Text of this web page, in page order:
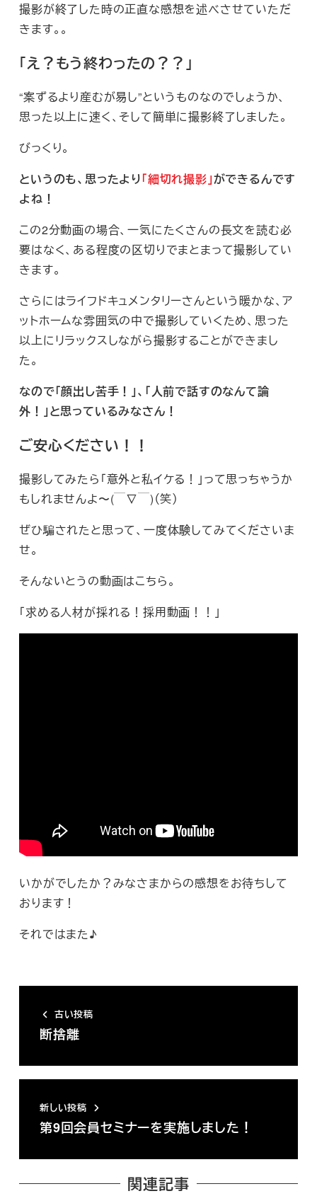
撮影が終了した時の正直な感想を述べさせていただ
きます。。
「え？もう終わったの？？」
“案ずるより産むが易し”というものなのでしょうか、
思った以上に速く、そして簡単に撮影終了しました。
びっくり。
というのも、思ったより「細切れ撮影」ができるんです
よね！
この2分動画の場合、一気にたくさんの長文を読む必
要はなく、ある程度の区切りでまとまって撮影してい
きます。
さらにはライフドキュメンタリーさんという暖かな、ア
ットホームな雰囲気の中で撮影していくため、思った
以上にリラックスしながら撮影することができまし
た。
なので「顔出し苦手！」、「人前で話すのなんて論
外！」と思っているみなさん！
ご安心ください！！
撮影してみたら「意外と私イケる！」って思っちゃうか
もしれませんよ〜(￣∇￣)（笑）
ぜひ騙されたと思って、一度体験してみてくださいま
せ。
そんないとうの動画はこちら。
「求める人材が採れる！採用動画！！」
いかがでしたか？みなさまからの感想をお待ちして
おります！
それではまた♪
古い投稿
断捨離
新しい投稿
第9回会員セミナーを実施しました！
関連記事